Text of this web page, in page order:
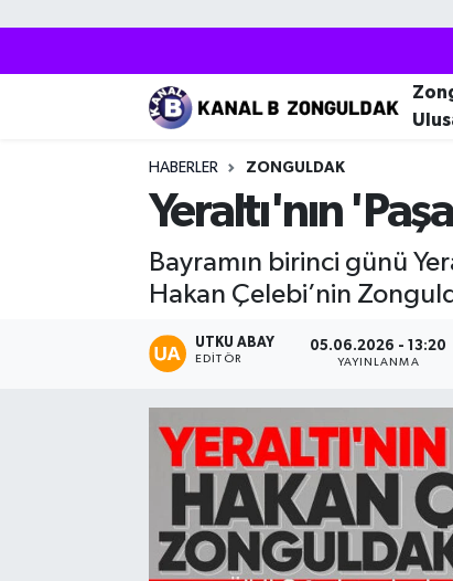
HABERLER ZONGULDAK
Yeraltı'nın
Bayramın birinci günü
Hakan Çelebi’nin
UTKU ABAY
EDITÖR
05.06.2026 - 13:20
YAYINLANMA
Zonguldak Nöbetçi Eczaneler
Zonguldak Trafik Yoğunluk Haritası
Puan Durumu ve Fikstür
Tüm Manşetler
Son Dakika Haberleri